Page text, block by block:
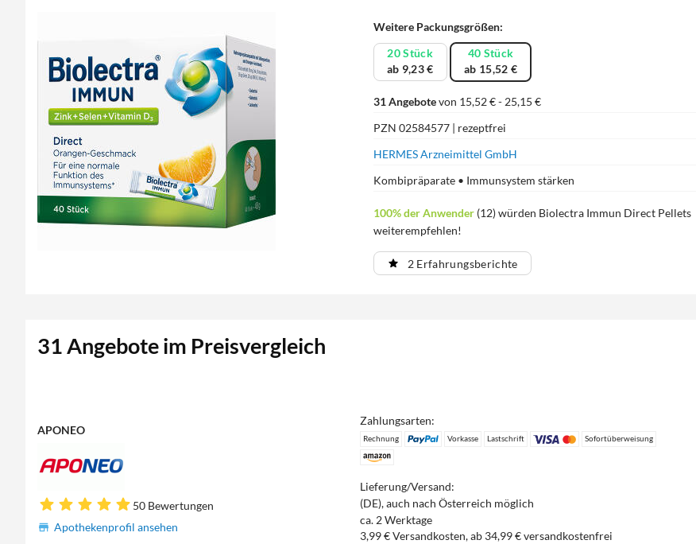
Weitere Packungsgrößen:
20 Stück
ab 9,23 €
40 Stück
ab 15,52 €
31 Angebotevon 15,52 € - 25,15 €
PZN 02584577 | rezeptfrei
HERMES Arzneimittel GmbH
Kombipräparate • Immunsystem stärken
100% der Anwender(12) würden Biolectra Immun Direct Pellets
weiterempfehlen!
2 Erfahrungsberichte
31 Angebote im Preisvergleich
APONEO
50 Bewertungen
Apothekenprofil ansehen
Zahlungsarten:
Rechnung Vorkasse Lastschrift Sofortüberweisung
Lieferung/Versand:
(DE), auch nach Österreich möglich
ca. 2 Werktage
3,99 € Versandkosten, ab 34,99 € versandkostenfrei